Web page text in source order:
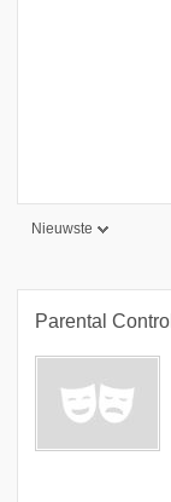
Nieuwste
Parental Control